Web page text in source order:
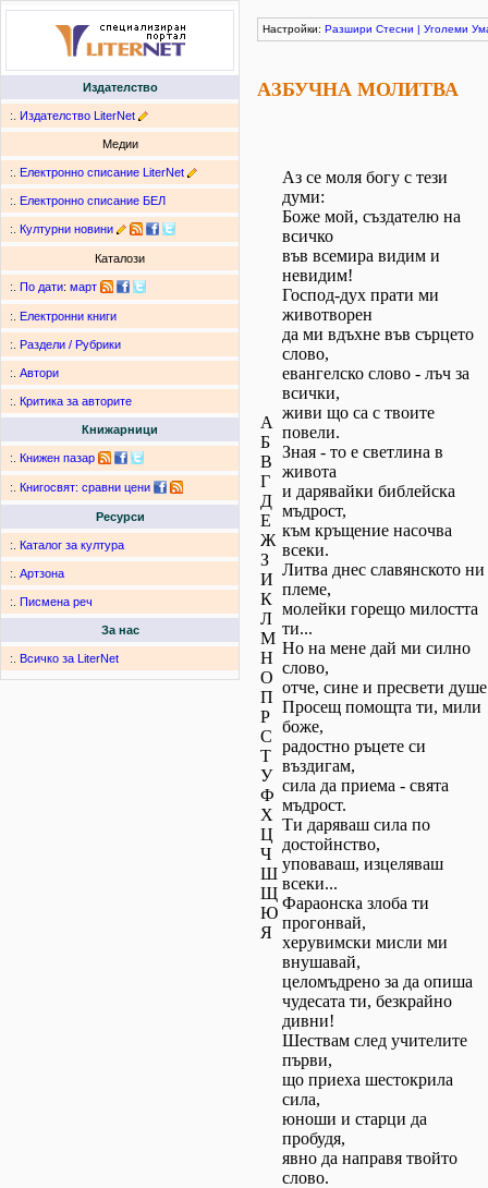
Издателство
:. Издателство LiterNet
Медии
:. Електронно списание LiterNet
:. Електронно списание БЕЛ
:. Културни новини
Каталози
:. По дати: март
:. Електронни книги
:. Раздели / Рубрики
:. Автори
:. Критика за авторите
Книжарници
:. Книжен пазар
:. Книгосвят: сравни цени
Ресурси
:. Каталог за култура
:. Артзона
:. Писмена реч
За нас
:. Всичко за LiterNet
Настройки: Разшири Стесни | Уголеми
АЗБУЧНА МОЛИТВА
А
Б
В
Г
Д
Е
Ж
З
И
К
Л
М
Н
О
П
Р
С
Т
У
Ф
Х
Ц
Ч
Ш
Щ
Ю
Я
Аз се моля богу с тези
думи:
Боже мой, създателю на
всичко
във всемира видим и
невидим!
Господ-дух прати ми
животворен
да ми вдъхне във сърцето
слово,
евангелско слово - лъч за
всички,
живи що са с твоите
повели.
Зная - то е светлина в
живота
и дарявайки библейска
мъдрост,
към кръщение насочва
всеки.
Литва днес славянското ни
племе,
молейки горещо милостта
ти...
Но на мене дай ми силно
слово,
отче, сине и пресвети
Просещ помощта ти, мили
боже,
радостно ръцете си
въздигам,
сила да приема - свята
мъдрост.
Ти даряваш сила по
достойнство,
уповаваш, изцеляваш
всеки...
Фараонска злоба ти
прогонвай,
херувимски мисли ми
внушавай,
целомъдрено за да опиша
чудесата ти, безкрайно
дивни!
Шествам след учителите
първи,
що приеха шестокрила
сила,
юноши и старци да
пробудя,
явно да направя твойто
слово.